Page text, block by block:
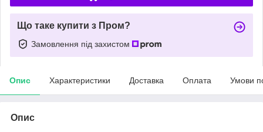
Що таке купити з Пром?
Замовлення під захистом
Опис Характеристики Доставка Оплата Умови
Опис